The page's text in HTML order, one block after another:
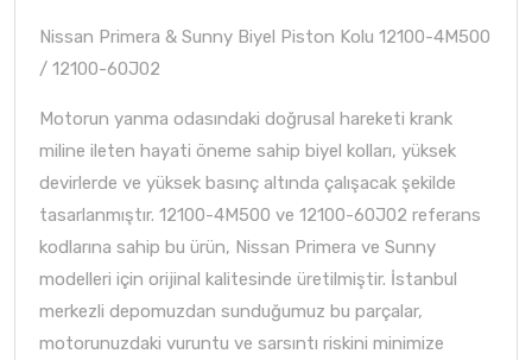
Nissan Primera & Sunny Biyel Piston Kolu 12100-4M500
/ 12100-60J02
Motorun yanma odasındaki doğrusal hareketi krank
miline ileten hayati öneme sahip biyel kolları, yüksek
devirlerde ve yüksek basınç altında çalışacak şekilde
tasarlanmıştır. 12100-4M500 ve 12100-60J02 referans
kodlarına sahip bu ürün, Nissan Primera ve Sunny
modelleri için orijinal kalitesinde üretilmiştir. İstanbul
merkezli depomuzdan sunduğumuz bu parçalar,
motorunuzdaki vuruntu ve sarsıntı riskini minimize